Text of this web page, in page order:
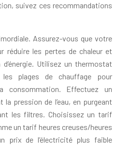
suivez ces recommandations
Assurez-vous que votre
réduire les pertes de chaleur et
Utilisez un thermostat
plages de chauffage pour
Effectuez un
pression de l’eau, en purgeant
les filtres. Choisissez un tarif
un tarif heures creuses/heures
prix de l’électricité plus faible